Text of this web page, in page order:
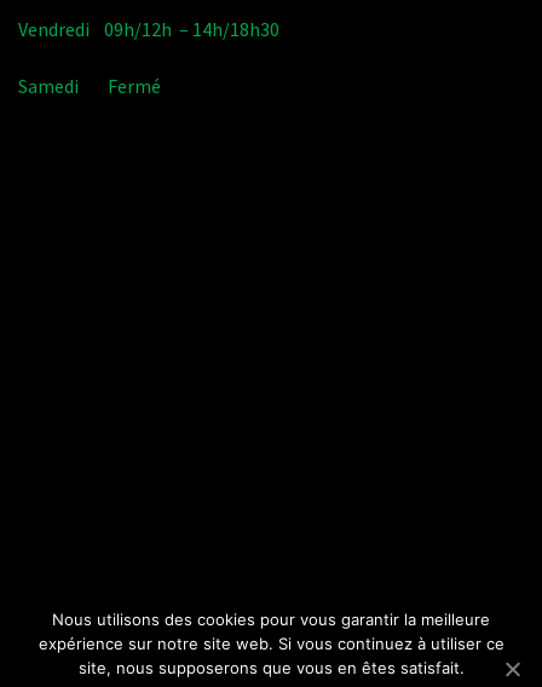
Vendredi 09h/12h – 14h/18h30
Samedi Fermé
Nous utilisons des cookies pour vous garantir la meilleure
expérience sur notre site web. Si vous continuez à utiliser ce
site, nous supposerons que vous en êtes satisfait.